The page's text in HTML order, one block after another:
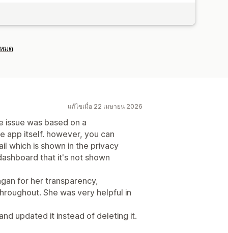
มด
แก้ไขเมื่อ 22 เมษายน 2026
was based on a
app itself. however, you can
which is shown in the privacy
that it's not shown
for her transparency,
She was very helpful in
updated it instead of deleting it.